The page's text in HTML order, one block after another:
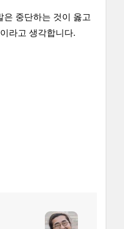
중단하는 것이 옳고
라고 생각합니다.